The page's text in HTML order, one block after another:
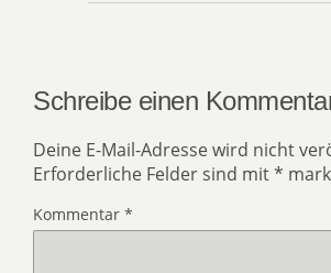
Schreibe einen
Deine E-Mail-Adresse wird nicht
Erforderliche Felder sind mit*
Kommentar *